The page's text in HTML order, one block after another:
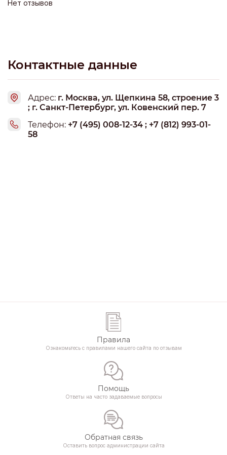
Нет отзывов
Контактные данные
Адрес: г. Москва, ул. Щепкина 58, строение 3
; г. Санкт-Петербург, ул. Ковенский пер. 7
Телефон: +7 (495) 008-12-34 ; +7 (812) 993-01-
58
Правила
Ознакомьтесь с правилами нашего сайта по отзывам
Помощь
Ответы на часто задаваемые вопросы
Обратная связь
Оставить вопрос администрации сайта